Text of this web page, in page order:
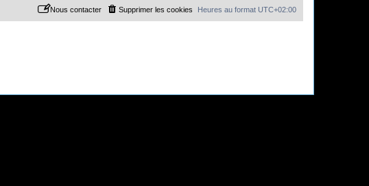
Heures au format UTC+02:00
Supprimer les cookies
Nous contacter